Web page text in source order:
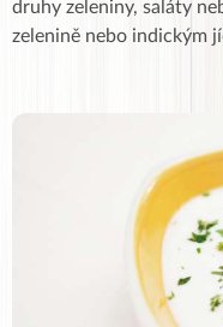
druhy zeleniny, saláty
zelenině nebo indickým